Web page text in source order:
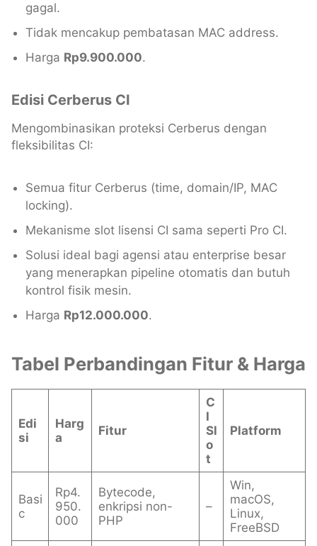
gagal.
Tidak mencakup pembatasan MAC address.
Harga Rp9.900.000.
Edisi Cerberus CI
Mengombinasikan proteksi Cerberus dengan
fleksibilitas CI:
Semua fitur Cerberus (time, domain/IP, MAC
locking).
Mekanisme slot lisensi CI sama seperti Pro CI.
Solusi ideal bagi agensi atau enterprise besar
yang menerapkan pipeline otomatis dan butuh
kontrol fisik mesin.
Harga Rp12.000.000.
Tabel Perbandingan Fitur & Harga
Edi
si
Harg
a
Fitur
C
I
Sl
o
t
Platform
Basi
c
Rp4.
950.
000
Bytecode,
enkripsi non-
PHP
–
Win,
macOS,
Linux,
FreeBSD